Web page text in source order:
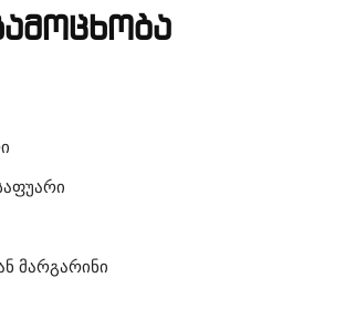
მარგარინი